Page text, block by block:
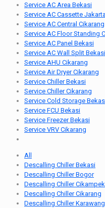
Service AC Area Bekasi
Service AC Cassette
Service AC Central Cikarang
Service AC Floor Standing
Service AC Panel Bekasi
Service AC Wall Split Bekasi
Service AHU Cikarang
Service Air Dryer Cikarang
Service Chiller Bekasi
Service Chiller Cikarang
Service Cold Storage
Service FCU Bekasi
Service Freezer Bekasi
Service VRV Cikarang
All
Descalling Chiller Bekasi
Descalling Chiller Bogor
Descalling Chiller Cikampek
Descalling Chiller Cikarang
Descalling Chiller Karawang